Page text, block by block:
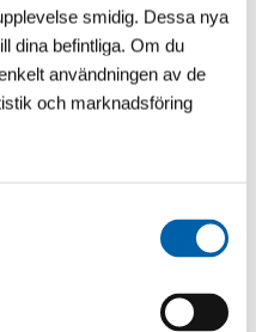
smidig. Dessa nya
dina befintliga. Om du
användningen av de
och marknadsföring